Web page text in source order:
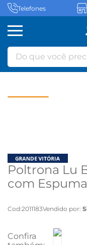
Telefones
Do que você precisa
Poltrona Lu
com
Cod:2011183Vendido por: